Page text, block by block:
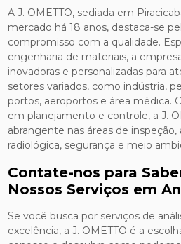
A J. OMETTO, sediada em
mercado há 18 anos, destaca-se
compromisso com a qualidade.
engenharia de materiais, a
inovadoras e personalizadas para
setores variados, como indústria,
portos, aeroportos e área médica.
em planejamento e controle, a J.
abrangente nas áreas de
radiológica, segurança e meio
Contate-nos para
Nossos Serviços em
Se você busca por serviços de
excelência, a J. OMETTO é a